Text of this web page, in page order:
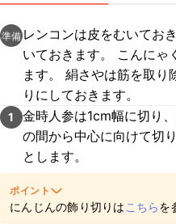
準備 レンコンは皮をむいてお
いておきます。 こんにゃ
ます。 絹さやは筋を取り
りにしておきます。
1
金時人参は1cm幅に切り
の間から中心に向けて切
とします。
ポイント
にんじんの飾り切りは こちらを